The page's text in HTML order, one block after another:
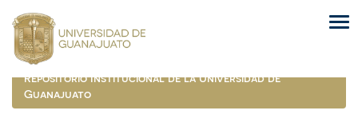
navigation
Repositorio Institucional de la Universidad de
Guanajuato